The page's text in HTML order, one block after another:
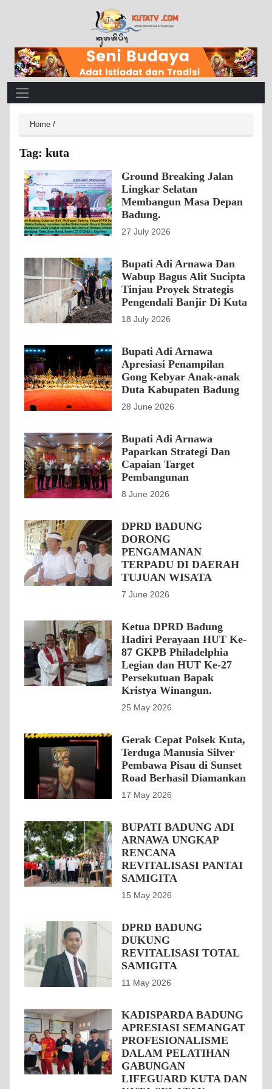
Main Navigation
Home /
Tag: kuta
Ground Breaking Jalan
Lingkar Selatan
Membangun Masa Depan
Badung.
27 July 2026
Bupati Adi Arnawa Dan
Wabup Bagus Alit Sucipta
Tinjau Proyek Strategis
Pengendali Banjir Di Kuta
18 July 2026
Bupati Adi Arnawa
Apresiasi Penampilan
Gong Kebyar Anak-anak
Duta Kabupaten Badung
28 June 2026
Bupati Adi Arnawa
Paparkan Strategi Dan
Capaian Target
Pembangunan
8 June 2026
DPRD BADUNG
DORONG
PENGAMANAN
TERPADU DI DAERAH
TUJUAN WISATA
7 June 2026
Ketua DPRD Badung
Hadiri Perayaan HUT Ke-
87 GKPB Philadelphia
Legian dan HUT Ke-27
Persekutuan Bapak
Kristya Winangun.
25 May 2026
Gerak Cepat Polsek Kuta,
Terduga Manusia Silver
Pembawa Pisau di Sunset
Road Berhasil Diamankan
17 May 2026
BUPATI BADUNG ADI
ARNAWA UNGKAP
RENCANA
REVITALISASI PANTAI
SAMIGITA
15 May 2026
DPRD BADUNG
DUKUNG
REVITALISASI TOTAL
SAMIGITA
11 May 2026
KADISPARDA BADUNG
APRESIASI SEMANGAT
PROFESIONALISME
DALAM PELATIHAN
GABUNGAN
LIFEGUARD KUTA DAN